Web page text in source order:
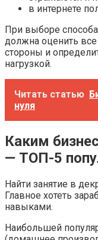
в интернете
При выборе
должна оценить
стороны и
нагрузкой.
Читать статью
нуля
Каким
— ТОП-5
Найти занятие в
Главное хотеть
навыками.
Наибольшей